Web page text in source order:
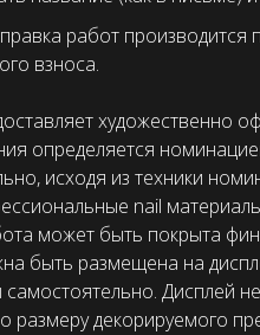
работ производится
взноса.
художественно
определяется
исходя из техники
nail
может быть покрыта
быть размещена на
самостоятельно. Дисплей
размеру декорируемого